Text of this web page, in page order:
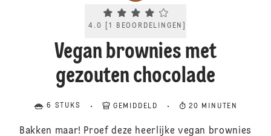
Current rating 4.0. Click to rate.
4.0 [1 BEOORDELINGEN
Vegan brownies met
gezouten chocolade
6 STUKS GEMIDDELD 20 MINUTEN
Bakken maar! Proef deze heerlijke vegan brownies